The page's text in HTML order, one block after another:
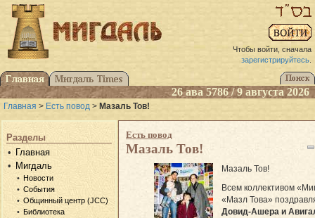
Чтобы войти, сначала
зарегистрируйтесь.
26 ава 5786 / 9 августа 2026
Главная > Есть повод > Мазаль Тов!
Разделы
Главная
Мигдаль
Новости
События
Общинный центр (JCC)
Библиотека
Есть повод
Мазаль Тов!
Мазаль Тов!
Всем коллективом
«Мазл Това»
Довид-Ашера и